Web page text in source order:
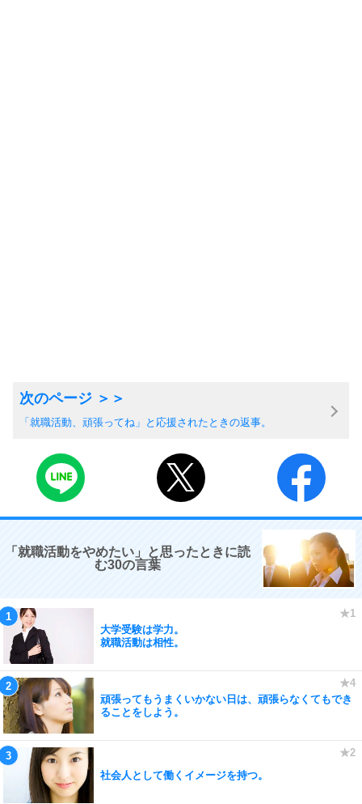
「就職活動、頑張ってね」と応援されたときの返事。
「就職活動をやめたい」と思ったときに読
む30の言葉
大学受験は学力。
就職活動は相性。
頑張ってもうまくいかない日は、頑張らなくてもでき
ることをしよう。
社会人として働くイメージを持つ。